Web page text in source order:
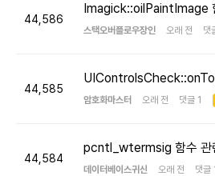
44,586
Imagick::oilPaintImage
스택오버플로우장인 오래 전 댓
44,585
암호화마스터 오래 전 댓글 1
44,584
pcntl_wtermsig 함수 관
데이터베이스귀신 오래 전 댓